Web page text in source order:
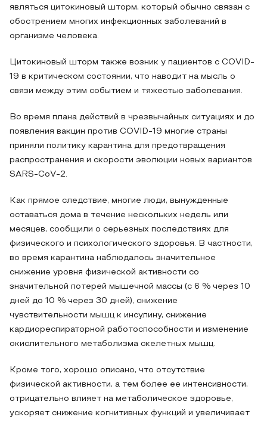
являться цитокиновый шторм, который обычно связан с
обострением многих инфекционных заболеваний в
организме человека.
Цитокиновый шторм также возник у пациентов с COVID-
19 в критическом состоянии, что наводит на мысль о
связи между этим событием и тяжестью заболевания.
Во время плана действий в чрезвычайных ситуациях и до
появления вакцин против COVID-19 многие страны
приняли политику карантина для предотвращения
распространения и скорости эволюции новых вариантов
SARS-CoV-2.
Как прямое следствие, многие люди, вынужденные
оставаться дома в течение нескольких недель или
месяцев, сообщили о серьезных последствиях для
физического и психологического здоровья. В частности,
во время карантина наблюдалось значительное
снижение уровня физической активности со
значительной потерей мышечной массы (с 6 % через 10
дней до 10 % через 30 дней), снижение
чувствительности мышц к инсулину, снижение
кардиореспираторной работоспособности и изменение
окислительного метаболизма скелетных мышц.
Кроме того, хорошо описано, что отсутствие
физической активности, а тем более ее интенсивности,
отрицательно влияет на метаболическое здоровье,
ускоряет снижение когнитивных функций и увеличивает